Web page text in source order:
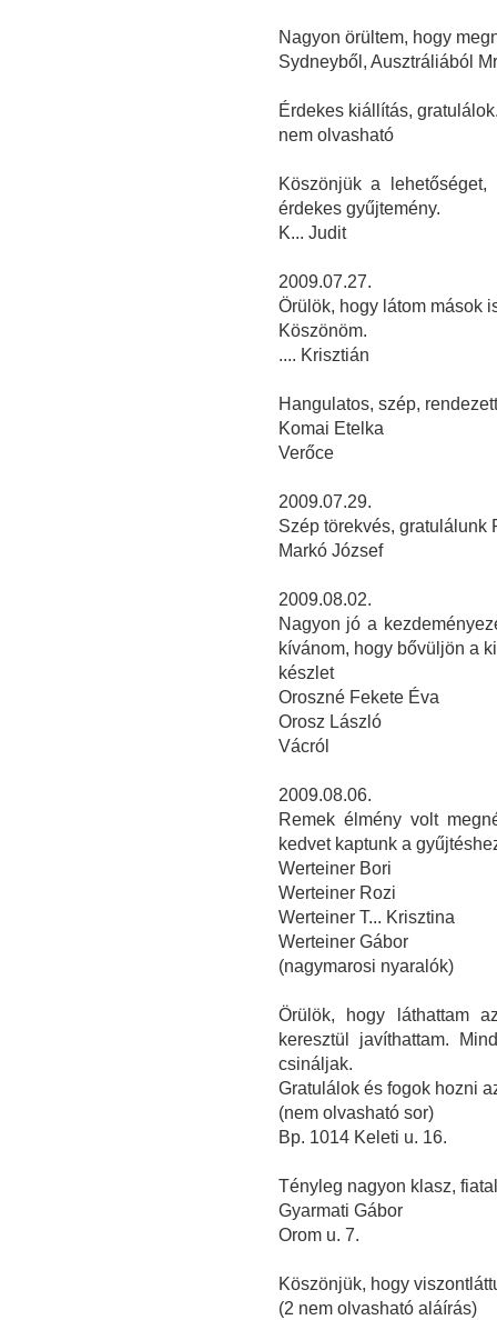
Nagyon örültem, hogy
Sydneyből, Ausztráliából
Érdekes kiállítás,
nem olvasható
Köszönjük a
érdekes gyűjtemény.
K... Judit
2009.07.27.
Örülök, hogy látom mások
Köszönöm.
.... Krisztián
Hangulatos, szép,
Komai Etelka
Verőce
2009.07.29.
Szép törekvés, gratulálunk
Markó József
2009.08.02.
Nagyon jó a
kívánom, hogy bővüljön a
készlet
Oroszné Fekete Éva
Orosz László
Vácról
2009.08.06.
Remek élmény volt
kedvet kaptunk a
Werteiner Bori
Werteiner Rozi
Werteiner T... Krisztina
Werteiner Gábor
(nagymarosi nyaralók)
Örülök, hogy láthattam
keresztül javíthattam.
csináljak.
Gratulálok és fogok hozni
(nem olvasható sor)
Bp. 1014 Keleti u. 16.
Tényleg nagyon klasz,
Gyarmati Gábor
Orom u. 7.
Köszönjük, hogy
(2 nem olvasható aláírás)